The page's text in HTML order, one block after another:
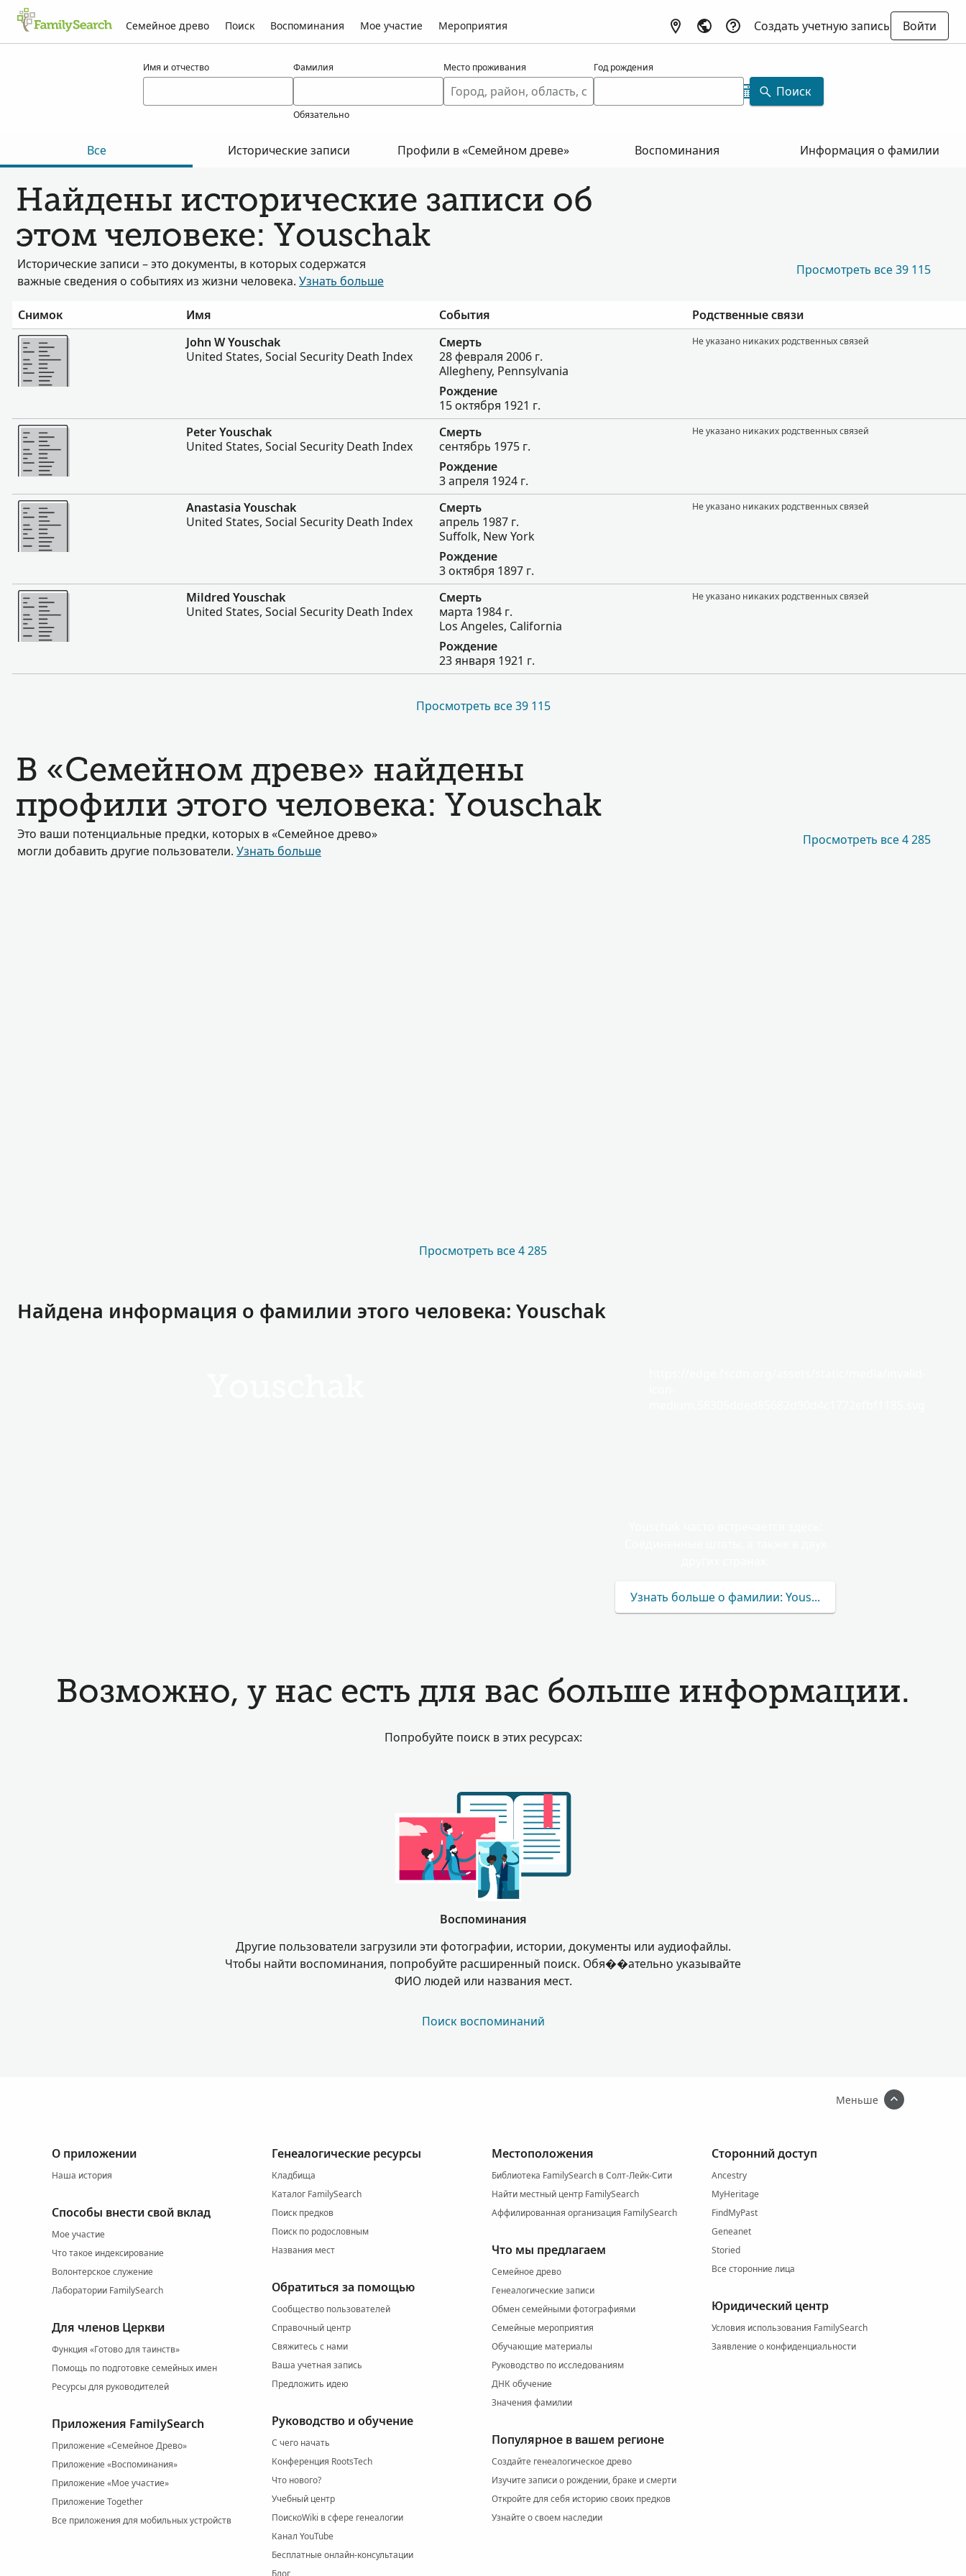
Семейное древо Поиск Воспоминания Мое участие Мероприятия Создать учетную запись
Войти
Имя и отчество Фамилия
Обязательно
Место проживания Год рождения
Поиск
Все Исторические записи Профили в «Семейном древе» Воспоминания Информация о фамилии
Найдены исторические записи об
этом человеке: Youschak
Исторические записи – это документы, в которых содержатся
важные сведения о событиях из жизни человека. Узнать больше
Просмотреть все 39 115
Снимок Имя События
Родственные связи
Больше
John W Youschak
United States, Social Security Death Index
Смерть
28 февраля 2006 г.
Allegheny, Pennsylvania
Рождение
15 октября 1921 г.
Не указано никаких родственных связей
Больше
Peter Youschak
United States, Social Security Death Index
Смерть
сентябрь 1975 г.
Рождение
3 апреля 1924 г.
Не указано никаких родственных связей
Больше
Anastasia Youschak
United States, Social Security Death Index
Смерть
апрель 1987 г.
Suffolk, New York
Рождение
3 октября 1897 г.
Не указано никаких родственных связей
Больше
Mildred Youschak
United States, Social Security Death Index
Смерть
марта 1984 г.
Los Angeles, California
Рождение
23 января 1921 г.
Не указано никаких родственных связей
Просмотреть все 39 115
В «Семейном древе» найдены
профили этого человека: Youschak
Это ваши потенциальные предки, которых в «Семейное древо»
могли добавить другие пользователи. Узнать больше
Просмотреть все 4 285
Просмотреть все 4 285
Найдена информация о фамилии этого человека: Youschak
Узнать больше о фамилии: Youschak
Возможно, у нас есть для вас больше информации.
Попробуйте поиск в этих ресурсах:
Воспоминания
Другие пользователи загрузили эти фотографии, истории, документы или аудиофайлы.
Чтобы найти воспоминания, попробуйте расширенный поиск. Обя��ательно указывайте
ФИО людей или названия мест.
Поиск воспоминаний
Меньше
О приложении
Наша история
Способы внести свой вклад
Мое участие
Что такое индексирование
Волонтерское служение
Лаборатории FamilySearch
Для членов Церкви
Функция «Готово для таинств»
Помощь по подготовке семейных имен
Ресурсы для руководителей
Приложения FamilySearch
Приложение «Семейное Древо»
Приложение «Воспоминания»
Приложение «Мое участие»
Приложение Together
Все приложения для мобильных устройств
Генеалогические ресурсы
Кладбища
Каталог FamilySearch
Поиск предков
Поиск по родословным
Названия мест
Обратиться за помощью
Сообщество пользователей
Справочный центр
Свяжитесь с нами
Ваша учетная запись
Предложить идею
Руководство и обучение
С чего начать
Конференция RootsTech
Что нового?
Учебный центр
ПоискоWiki в сфере генеалогии
Канал YouTube
Бесплатные онлайн-консультации
Местоположения
Библиотека FamilySearch в Солт-Лейк-Сити
Найти местный центр FamilySearch
Аффилированная организация FamilySearch
Что мы предлагаем
Семейное древо
Генеалогические записи
Обмен семейными фотографиями
Семейные мероприятия
Обучающие материалы
Руководство по исследованиям
ДНК обучение
Значения фамилии
Популярное в вашем регионе
Создайте генеалогическое древо
Изучите записи о рождении, браке и смерти
Откройте для себя историю своих предков
Узнайте о своем наследии
Сторонний доступ
Ancestry
MyHeritage
FindMyPast
Geneanet
Storied
Все сторонние лица
Юридический центр
Условия использования FamilySearch
Заявление о конфиденциальности